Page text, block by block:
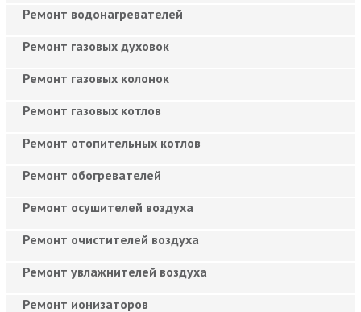
Ремонт водонагревателей
Ремонт газовых духовок
Ремонт газовых колонок
Ремонт газовых котлов
Ремонт отопительных котлов
Ремонт обогревателей
Ремонт осушителей воздуха
Ремонт очистителей воздуха
Ремонт увлажнителей воздуха
Ремонт ионизаторов